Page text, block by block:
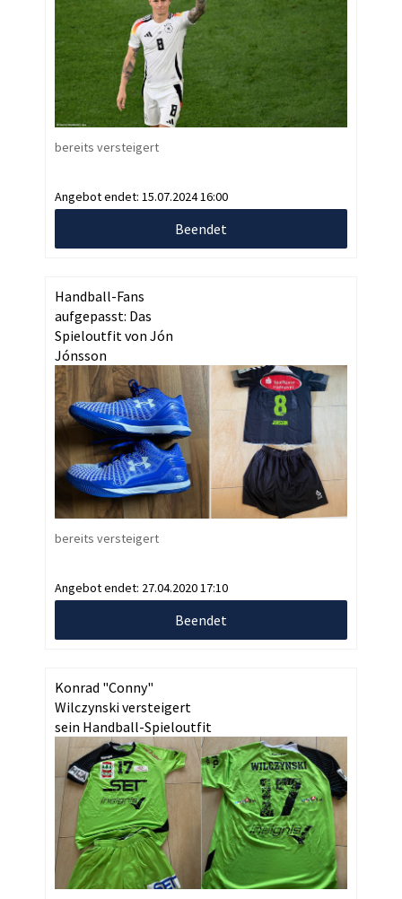
bereits versteigert
Angebot endet: 15.07.2024 16:00
Beendet
Handball-Fans
aufgepasst: Das
Spieloutfit von Jón
Jónsson
bereits versteigert
Angebot endet: 27.04.2020 17:10
Beendet
Konrad "Conny"
Wilczynski versteigert
sein Handball-Spieloutfit